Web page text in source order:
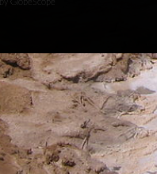
GlobeScope